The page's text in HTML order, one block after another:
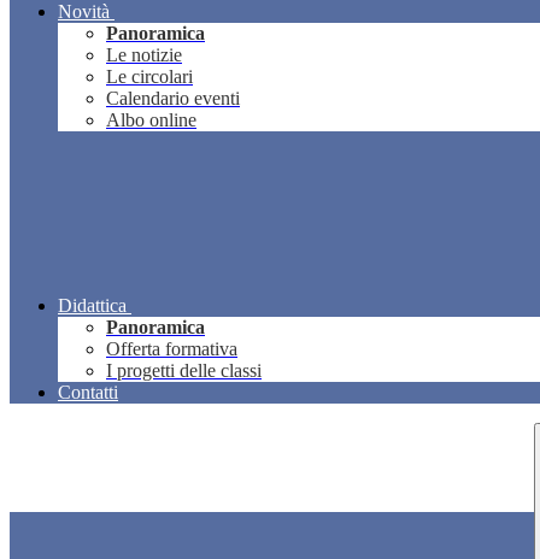
Novità
Panoramica
Le notizie
Le circolari
Calendario eventi
Albo online
Didattica
Panoramica
Offerta formativa
I progetti delle classi
Contatti